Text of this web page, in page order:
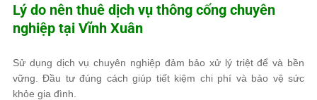
Lý do nên thuê dịch vụ thông cống chuyên
nghiệp tại Vĩnh Xuân
Sử dụng dịch vụ chuyên nghiệp đảm bảo xử lý triệt để và bền
vững. Đầu tư đúng cách giúp tiết kiệm chi phí và bảo vệ sức
khỏe gia đình.